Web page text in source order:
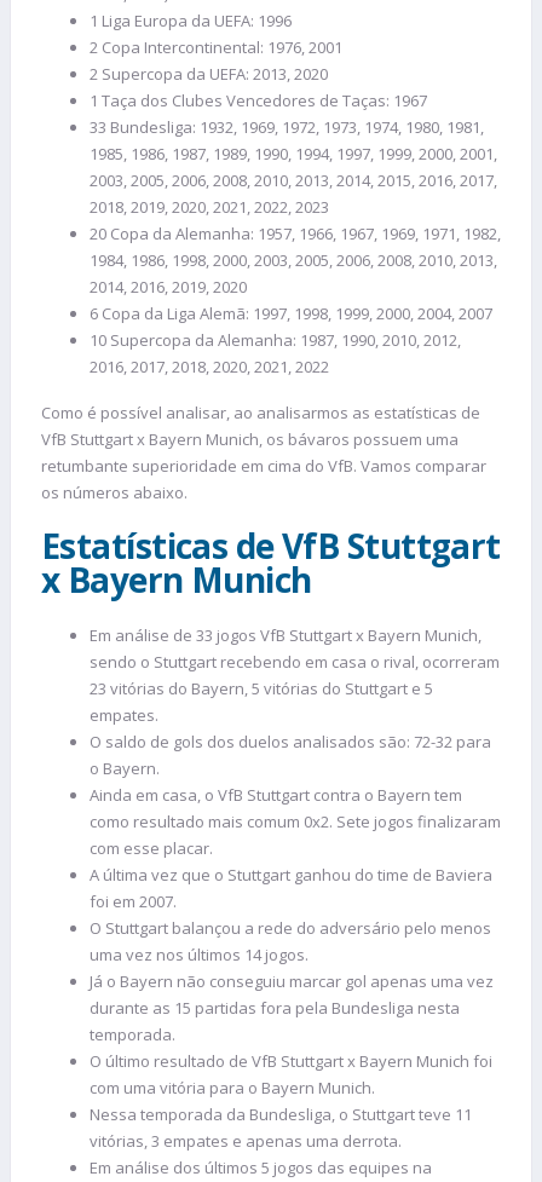
1 Liga Europa da UEFA: 1996
2 Copa Intercontinental: 1976, 2001
2 Supercopa da UEFA: 2013, 2020
1 Taça dos Clubes Vencedores de Taças: 1967
33 Bundesliga: 1932, 1969, 1972, 1973, 1974, 1980, 1981,
1985, 1986, 1987, 1989, 1990, 1994, 1997, 1999, 2000, 2001,
2003, 2005, 2006, 2008, 2010, 2013, 2014, 2015, 2016, 2017,
2018, 2019, 2020, 2021, 2022, 2023
20 Copa da Alemanha: 1957, 1966, 1967, 1969, 1971, 1982,
1984, 1986, 1998, 2000, 2003, 2005, 2006, 2008, 2010, 2013,
2014, 2016, 2019, 2020
6 Copa da Liga Alemã: 1997, 1998, 1999, 2000, 2004, 2007
10 Supercopa da Alemanha: 1987, 1990, 2010, 2012,
2016, 2017, 2018, 2020, 2021, 2022
Como é possível analisar, ao analisarmos as estatísticas de
VfB Stuttgart x Bayern Munich, os bávaros possuem uma
retumbante superioridade em cima do VfB. Vamos comparar
os números abaixo.
Estatísticas de VfB Stuttgart
x Bayern Munich
Em análise de 33 jogos VfB Stuttgart x Bayern Munich,
sendo o Stuttgart recebendo em casa o rival, ocorreram
23 vitórias do Bayern, 5 vitórias do Stuttgart e 5
empates.
O saldo de gols dos duelos analisados são: 72-32 para
o Bayern.
Ainda em casa, o VfB Stuttgart contra o Bayern tem
como resultado mais comum 0x2. Sete jogos finalizaram
com esse placar.
A última vez que o Stuttgart ganhou do time de Baviera
foi em 2007.
O Stuttgart balançou a rede do adversário pelo menos
uma vez nos últimos 14 jogos.
Já o Bayern não conseguiu marcar gol apenas uma vez
durante as 15 partidas fora pela Bundesliga nesta
temporada.
O último resultado de VfB Stuttgart x Bayern Munich foi
com uma vitória para o Bayern Munich.
Nessa temporada da Bundesliga, o Stuttgart teve 11
vitórias, 3 empates e apenas uma derrota.
Em análise dos últimos 5 jogos das equipes na